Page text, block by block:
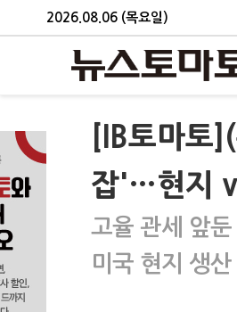
2026.08.06 (목요일)
[IB토마
잡'…현지
고율 관세 앞
미국 현지 생